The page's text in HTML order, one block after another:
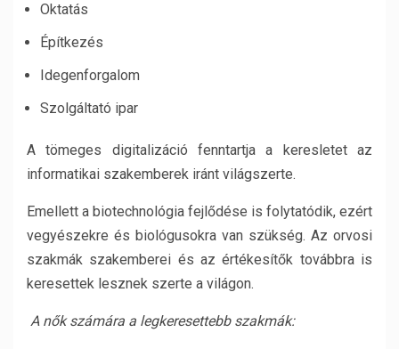
Oktatás
Építkezés
Idegenforgalom
Szolgáltató ipar
A tömeges digitalizáció fenntartja a keresletet az
informatikai szakemberek iránt világszerte.
Emellett a biotechnológia fejlődése is folytatódik, ezért
vegyészekre és biológusokra van szükség. Az orvosi
szakmák szakemberei és az értékesítők továbbra is
keresettek lesznek szerte a világon.
A nők számára a legkeresettebb szakmák: